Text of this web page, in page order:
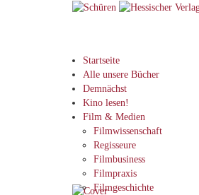
Startseite
Alle unsere Bücher
Demnächst
Kino lesen!
Film & Medien
Filmwissenschaft
Regisseure
Filmbusiness
Filmpraxis
Filmgeschichte